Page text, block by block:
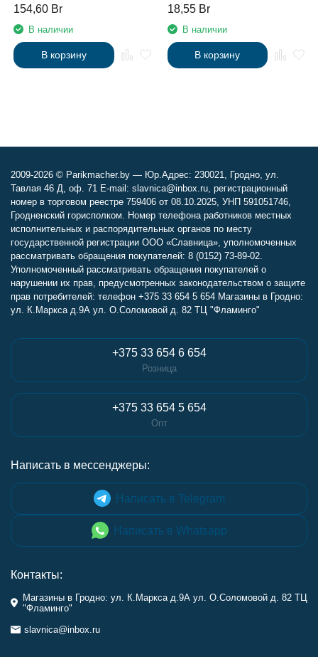
терморег., титан-турмалин
154,60 Br
В наличии
В корзину
мл
18,55 Br
В наличии
В корзину
2009-2026 © Parikmacher.by — Юр.Адрес: 230021, Гродно, ул.
Тавлая 46 Д, оф. 71 E-mail: slavnica@inbox.ru, регистрационный
номер в торговом реестре 759406 от 08.10.2025, УНП 591051746,
Гродненский горисполком. Номер телефона работников местных
исполнительных и распорядительных органов по месту
государственной регистрации ООО «Славница», уполномоченных
рассматривать обращения покупателей: 8 (0152) 73-89-02.
Уполномоченный рассматривать обращения покупателей о
нарушении их прав, предусмотренных законодательством о защите
прав потребителей: телефон +375 33 654 5 654 Магазины в Гродно:
ул. К.Маркса д.9А ул. О.Соломовой д. 82 ТЦ "Фламинго"
+375 33 654 6 654
Розница
+375 33 654 5 654
Опт
Написать в мессенджеры:
Написать в Telegram
Написать в Whatsapp
Контакты:
Магазины в Гродно: ул. К.Маркса д.9А ул. О.Соломовой д. 82 ТЦ
"Фламинго"
slavnica@inbox.ru